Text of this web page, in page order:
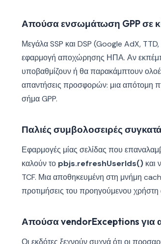
Απούσα ενσωμάτωση GPP σε
Μεγάλα SSP και DSP (Google AdX,
εφαρμογή αποχώρησης ΗΠΑ. Αν
υποβαθμίζουν ή θα παρακάμπτουν
απαντήσεις προσφορών: μια απότομη
σήμα GPP.
Παλιές συμβολοσειρές
Εφαρμογές μίας σελίδας που
καλούν το pbjs.refreshUserIds() και
TCF. Μια αποθηκευμένη στη μνήμη
προτιμήσεις του προηγούμενου χρήστη
Απούσα vendorExceptions για
Οι εκδότες ξεχνούν συχνά ότι οι